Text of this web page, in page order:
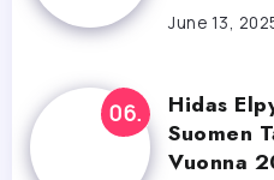
June 13,
Hidas
Suomen
Vuonna